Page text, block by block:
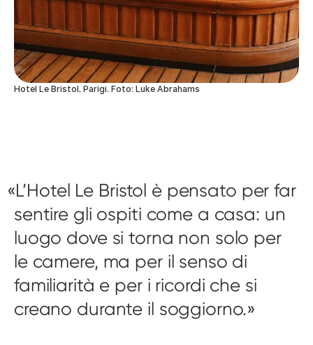
Hotel Le Bristol, Parigi. Foto: Luke Abrahams
L’Hotel Le Bristol è pensato per far
sentire gli ospiti come a casa: un
luogo dove si torna non solo per
le camere, ma per il senso di
familiarità e per i ricordi che si
creano durante il soggiorno.